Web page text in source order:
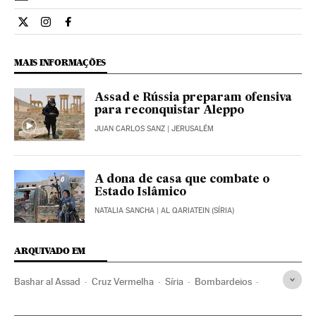
Internacional El País Brasil en Twitter
Internacional El País Brasil en Instagram
Internacional El País Brasil en Facebook
MAIS INFORMAÇÕES
Assad e Rússia preparam ofensiva
para reconquistar Aleppo
JUAN CARLOS SANZ | JERUSALÉM
A dona de casa que combate o
Estado Islâmico
NATALIA SANCHA | AL QARIATEIN (SÍRIA)
ARQUIVADO EM
Bashar al Assad Cruz Vermelha Síria Bombardeios